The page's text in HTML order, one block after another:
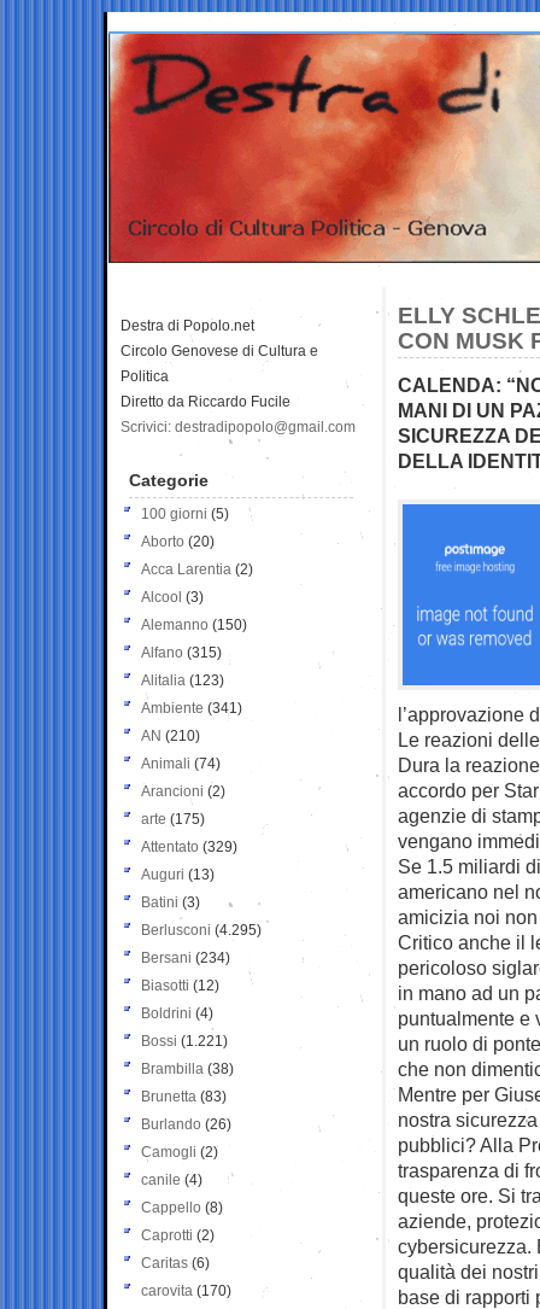
ELLY
CON MUSK
CALENDA:
MANI DI UN
SICUREZZA
DELLA
l’approvazione
Le reazioni
Dura la
accordo per
agenzie di
vengano
Se 1.5 miliardi
americano nel
amicizia noi
Critico anche il
pericoloso
in mano ad un
puntualmente e
un ruolo di
che non
Mentre per
nostra
pubblici? Alla
trasparenza di
queste ore. Si
aziende,
cybersicurezza.
qualità dei
base di rapporti
Destra di Popolo.net
Circolo Genovese di Cultura e
Politica
Diretto da Riccardo Fucile
Scrivici: destradipopolo@gmail.com
Categorie
100 giorni (5)
Aborto (20)
Acca Larentia (2)
Alcool (3)
Alemanno (150)
Alfano (315)
Alitalia (123)
Ambiente (341)
AN (210)
Animali (74)
Arancioni (2)
arte (175)
Attentato (329)
Auguri (13)
Batini (3)
Berlusconi (4.295)
Bersani (234)
Biasotti (12)
Boldrini (4)
Bossi (1.221)
Brambilla (38)
Brunetta (83)
Burlando (26)
Camogli (2)
canile (4)
Cappello (8)
Caprotti (2)
Caritas (6)
carovita (170)